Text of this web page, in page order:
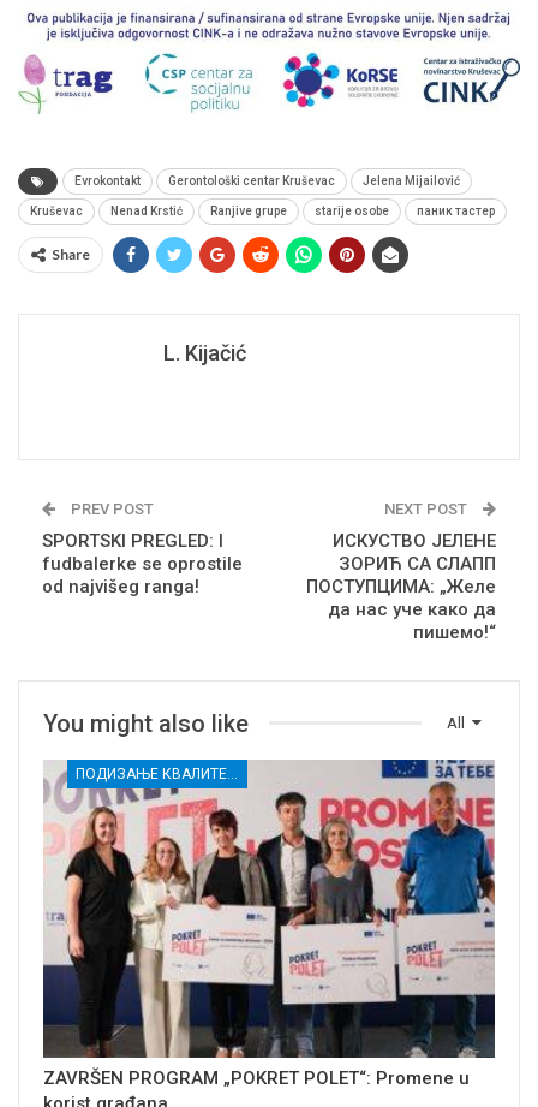
Evrokontakt Gerontološki centar Kruševac Jelena Mijailović
Kruševac Nenad Krstić Ranjive grupe starije osobe паник тастер
Share
L. Kijačić
PREV POST
SPORTSKI PREGLED: I
fudbalerke se oprostile
od najvišeg ranga!
NEXT POST
ИСКУСТВО ЈЕЛЕНЕ
ЗОРИЋ СА СЛАПП
ПОСТУПЦИМА: „Желе
да нас уче како да
пишемо!“
All
You might also like
ПОДИЗАЊЕ КВАЛИТЕТА УСЛУГА СОЦИЈАЛНЕ ЗАШТИТЕ РАЊИВИХ ГРУПА У КРУШЕВЦУ
ZAVRŠEN PROGRAM „POKRET POLET“: Promene u